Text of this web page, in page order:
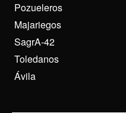
Pozueleros
Majariegos
SagrA-42
Toledanos
Ávila